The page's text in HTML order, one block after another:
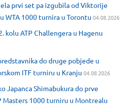
prvi set pa izgubila od Viktorije
WTA 1000 turnira u Torontu 04.08.2026
kolu ATP Challengera u Hagenu
do druge pobjede u
ITF turniru u Kranju 04.08.2026
Japanca Shimabukura do prve
Masters 1000 turniru u Montrealu